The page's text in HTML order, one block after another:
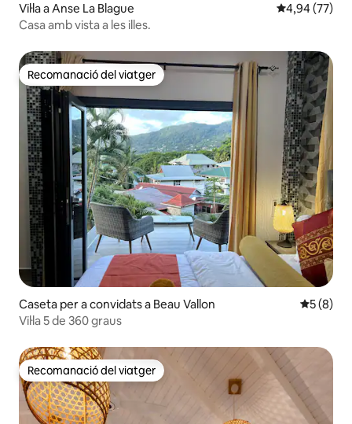
Vil·la a Anse La Blague 4,94 de
4,94 (77)
Casa amb vista a les illes.
Recomanació del viatger
Recomanació del viatger
Caseta per a convidats a Beau Vallon 5 de
5 (8)
Vil·la 5 de 360 graus
Recomanació del viatger
Recomanació del viatger